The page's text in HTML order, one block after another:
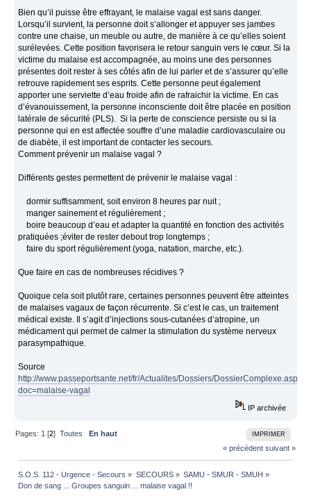
Bien qu’il puisse être effrayant, le malaise vagal est sans danger.
Lorsqu’il survient, la personne doit s’allonger et appuyer ses jambes
contre une chaise, un meuble ou autre, de manière à ce qu’elles soient
surélevées. Cette position favorisera le retour sanguin vers le cœur. Si la
victime du malaise est accompagnée, au moins une des personnes
présentes doit rester à ses côtés afin de lui parler et de s’assurer qu’elle
retrouve rapidement ses esprits. Cette personne peut également
apporter une serviette d’eau froide afin de rafraichir la victime. En cas
d’évanouissement, la personne inconsciente doit être placée en position
latérale de sécurité (PLS). Si la perte de conscience persiste ou si la
personne qui en est affectée souffre d’une maladie cardiovasculaire ou
de diabète, il est important de contacter les secours.
Comment prévenir un malaise vagal ?
Différents gestes permettent de prévenir le malaise vagal :
dormir suffisamment, soit environ 8 heures par nuit ;
manger sainement et régulièrement ;
boire beaucoup d’eau et adapter la quantité en fonction des activités
pratiquées ;éviter de rester debout trop longtemps ;
faire du sport régulièrement (yoga, natation, marche, etc.).
Que faire en cas de nombreuses récidives ?
Quoique cela soit plutôt rare, certaines personnes peuvent être atteintes
de malaises vagaux de façon récurrente. Si c’est le cas, un traitement
médical existe. Il s’agit d’injections sous-cutanées d’atropine, un
médicament qui permet de calmer la stimulation du système nerveux
parasympathique.
Source
http://www.passeportsante.net/fr/Actualites/Dossiers/DossierComplexe.aspx?
doc=malaise-vagal
IP archivée
IMPRIMER
Pages: 1 [2]Toutes
En haut
« précédent suivant »
S.O.S. 112 - Urgence - Secours » SECOURS» SAMU - SMUR - SMUH »
Don de sang ... Groupes sanguin ... malaise vagal !!